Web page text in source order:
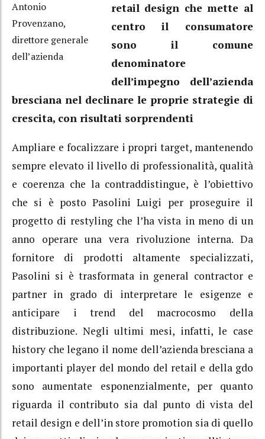
Antonio
Provenzano,
direttore generale
dell’azienda
retail design che mette al
centro il consumatore
sono il comune
denominatore
dell’impegno dell’azienda
bresciana nel declinare le proprie strategie di
crescita, con risultati sorprendenti
Ampliare e focalizzare i propri target, mantenendo
sempre elevato il livello di professionalità, qualità
e coerenza che la contraddistingue, è l’obiettivo
che si è posto Pasolini Luigi per proseguire il
progetto di restyling che l’ha vista in meno di un
anno operare una vera rivoluzione interna. Da
fornitore di prodotti altamente specializzati,
Pasolini si è trasformata in general contractor e
partner in grado di interpretare le esigenze e
anticipare i trend del macrocosmo della
distribuzione. Negli ultimi mesi, infatti, le case
history che legano il nome dell’azienda bresciana a
importanti player del mondo del retail e della gdo
sono aumentate esponenzialmente, per quanto
riguarda il contributo sia dal punto di vista del
retail design e dell’in store promotion sia di quello